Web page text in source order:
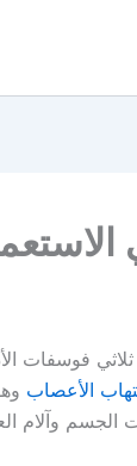
فوسفات
الأعصاب
الجسم وآلام